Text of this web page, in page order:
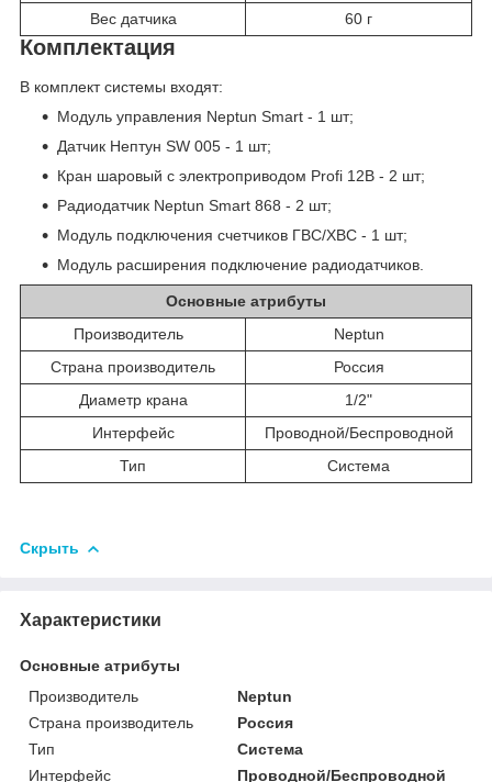
Вес датчика 60 г
Комплектация
В комплект системы входят:
Модуль управления Neptun Smart - 1 шт;
Датчик Нептун SW 005 - 1 шт;
Кран шаровый с электроприводом Profi 12В - 2 шт;
Радиодатчик Neptun Smart 868 - 2 шт;
Модуль подключения счетчиков ГВС/ХВС - 1 шт;
Модуль расширения подключение радиодатчиков.
Основные атрибуты
Производитель
Neptun
Страна производитель
Россия
Диаметр крана
1/2"
Интерфейс
Проводной/Беспроводной
Тип
Система
Скрыть
Характеристики
Основные атрибуты
Производитель
Neptun
Страна производитель
Россия
Тип
Система
Интерфейс
Проводной/Беспроводной